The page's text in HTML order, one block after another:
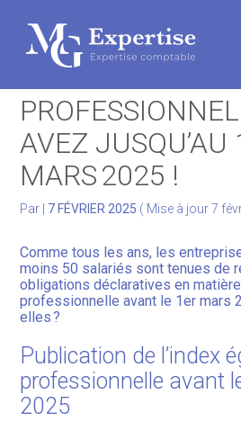
Aller
Gérer votre quotidien
Gérer votre patrimoine
Facturation Électronique
ÉGALITÉ
AVEZ JUSQU’AU
MARS 2025 !
Par 7 FÉVRIER 2025 ( Mise à jour 7
Comme tous les ans, les
moins 50 salariés sont tenues de
obligations déclaratives en matière
professionnelle avant le 1er mars
elles ?
Publication de l’index
professionnelle avant
2025